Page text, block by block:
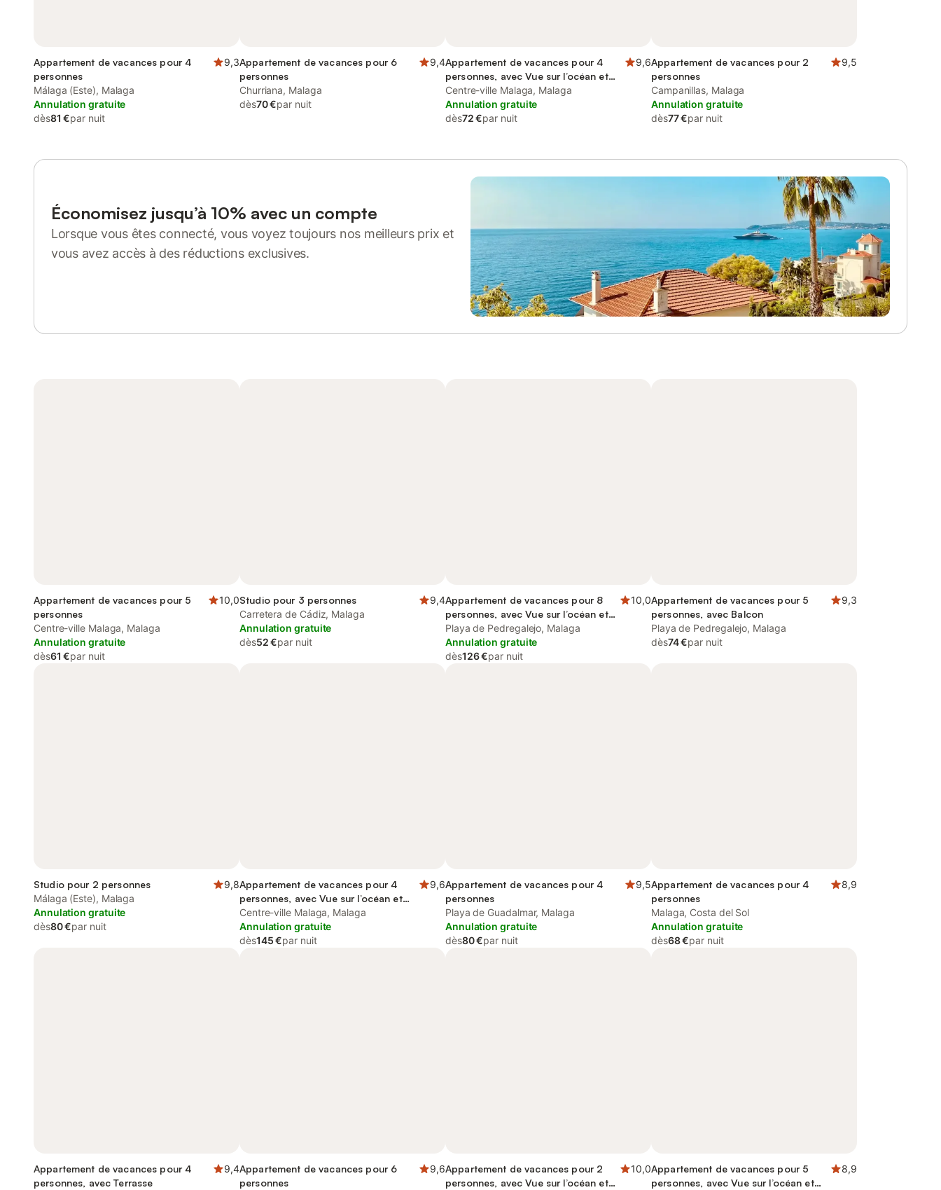
Appartement de vacances pour 4
personnes
9,3
Málaga (Este), Malaga
Annulation gratuite
dès81 €par nuit
Appartement de vacances pour 6
personnes
9,4
Churriana, Malaga
dès70 €par nuit
Appartement de vacances pour 4
personnes, avec Vue sur l’océan et
Terrasse
9,6
Centre-ville Malaga, Malaga
Annulation gratuite
dès72 €par nuit
Appartement de vacances pour 2
personnes
9,5
Campanillas, Malaga
Annulation gratuite
dès77 €par nuit
Économisez jusqu’à 10% avec un compte
Lorsque vous êtes connecté, vous voyez toujours nos meilleurs prix et
vous avez accès à des réductions exclusives.
Appartement de vacances pour 5
personnes
10,0
Centre-ville Malaga, Malaga
Annulation gratuite
dès61 €par nuit
Studio pour 3 personnes
9,4
Carretera de Cádiz, Malaga
Annulation gratuite
dès52 €par nuit
Appartement de vacances pour 8
personnes, avec Vue sur l’océan et
Terrasse
10,0
Playa de Pedregalejo, Malaga
Annulation gratuite
dès126 €par nuit
Appartement de vacances pour 5
personnes, avec Balcon
9,3
Playa de Pedregalejo, Malaga
dès74 €par nuit
Studio pour 2 personnes
9,8
Málaga (Este), Malaga
Annulation gratuite
dès80 €par nuit
Appartement de vacances pour 4
personnes, avec Vue sur l’océan et
Balcon
9,6
Centre-ville Malaga, Malaga
Annulation gratuite
dès145 €par nuit
Appartement de vacances pour 4
personnes
9,5
Playa de Guadalmar, Malaga
Annulation gratuite
dès80 €par nuit
Appartement de vacances pour 4
personnes
8,9
Malaga, Costa del Sol
Annulation gratuite
dès68 €par nuit
Appartement de vacances pour 4
personnes, avec Terrasse
9,4Appartement de vacances pour 6
personnes
9,6Appartement de vacances pour 2
personnes, avec Vue sur l’océan et
10,0Appartement de vacances pour 5
personnes, avec Vue sur l’océan et
8,9